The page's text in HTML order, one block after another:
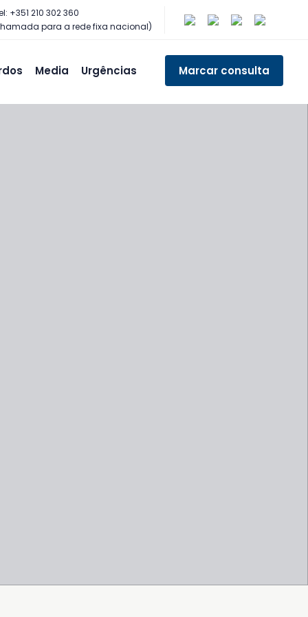
+351 210 302 360
para a rede fixa nacional)
Media Urgências Marcar consulta